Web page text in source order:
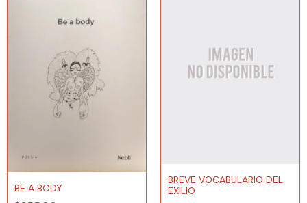
BE A BODY
BREVE VOCABULARIO DEL
EXILIO